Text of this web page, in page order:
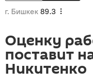
г. Бишкек 89.3
Оценку
поставит
Никитенко